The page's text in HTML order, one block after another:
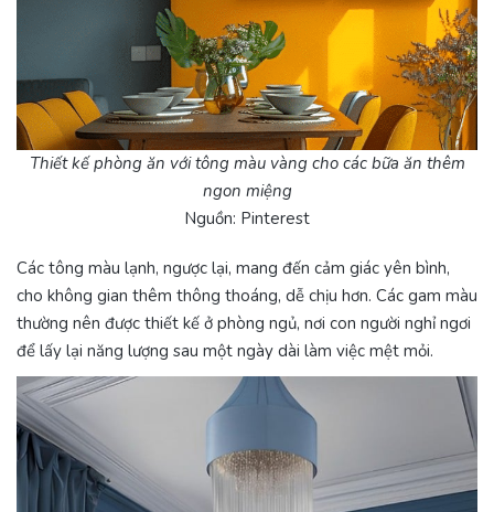
Thiết kế phòng ăn với tông màu vàng cho các bữa ăn thêm
ngon miệng
Nguồn: Pinterest
Các tông màu lạnh, ngược lại, mang đến cảm giác yên bình,
cho không gian thêm thông thoáng, dễ chịu hơn. Các gam màu
thường nên được thiết kế ở phòng ngủ, nơi con người nghỉ ngơi
để lấy lại năng lượng sau một ngày dài làm việc mệt mỏi.